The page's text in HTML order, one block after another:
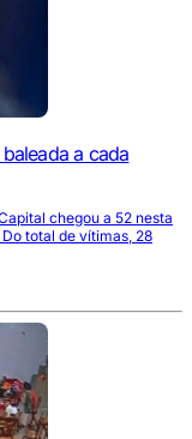
a cada
chegou a 52 nesta
total de vítimas, 28